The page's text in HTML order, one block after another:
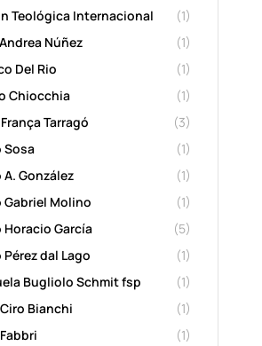
Teológica Internacional
(1)
Núñez
(1)
Del Rio
(1)
Chiocchia
(1)
Tarragó
(3)
Sosa
(1)
A. González
(1)
Gabriel Molino
(1)
Horacio García
(5)
Pérez dal Lago
(1)
Bugliolo Schmit fsp
(1)
Bianchi
(1)
(1)